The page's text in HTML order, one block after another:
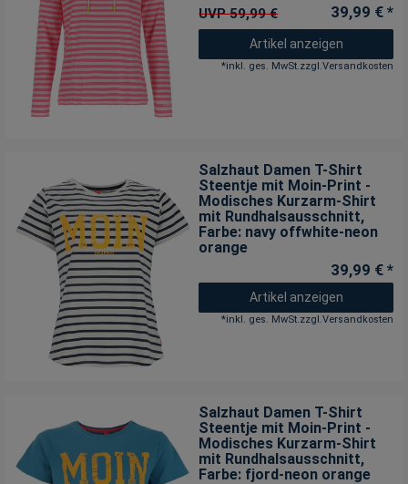
UVP 59,99 € 39,99 € *
Artikel anzeigen
*inkl. ges. MwSt.zzgl.Versandkosten
Salzhaut Damen T-Shirt
Steentje mit Moin-Print -
Modisches Kurzarm-Shirt
mit Rundhalsausschnitt,
Farbe: navy offwhite-neon
orange
39,99 € *
Artikel anzeigen
*inkl. ges. MwSt.zzgl.Versandkosten
Salzhaut Damen T-Shirt
Steentje mit Moin-Print -
Modisches Kurzarm-Shirt
mit Rundhalsausschnitt,
Farbe: fjord-neon orange